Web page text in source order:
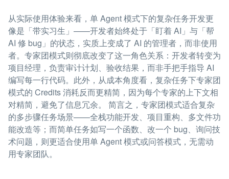
从实际使用体验来看，单 Agent 模式下的复杂任务开发更
像是「带实习生」——开发者始终处于「盯着 AI」与「帮
AI 修 bug」的状态，实质上变成了 AI 的管理者，而非使用
者。专家团模式则彻底改变了这一角色关系：开发者转变为
项目经理，负责审计计划、验收结果，而非手把手指导 AI
编写每一行代码。此外，从成本角度看，复杂任务下专家团
模式的 Credits 消耗反而更精简，因为每个专家的上下文相
对精简，避免了信息冗余。 简言之，专家团模式适合复杂
的多步骤任务场景——全栈功能开发、项目重构、多文件功
能改造等；而简单任务如写一个函数、改一个 bug、询问技
术问题，则更适合使用单 Agent 模式或问答模式，无需动
用专家团队。